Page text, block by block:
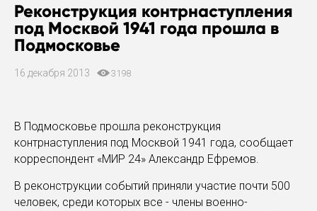
Реконструкция контрнаступления
под Москвой 1941 года прошла в
Подмосковье
16 декабря 2013 3198
В Подмосковье прошла реконструкция
контрнаступления под Москвой 1941 года, сообщает
корреспондент «МИР 24» Александр Ефремов.
В реконструкции событий приняли участие почти 500
человек, среди которых все - члены военно-